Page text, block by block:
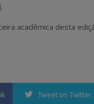
acadêmica desta
Tweet on Twitter